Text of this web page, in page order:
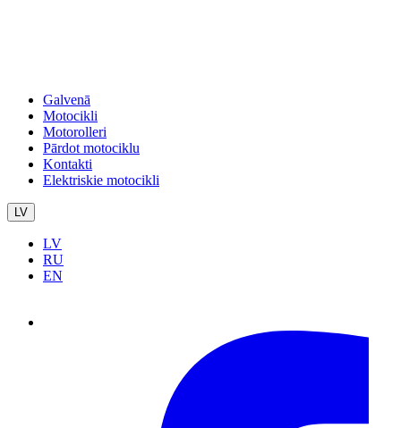
Galvenā
Motocikli
Motorolleri
Pārdot motociklu
Kontakti
Elektriskie motocikli
LV
LV
RU
EN